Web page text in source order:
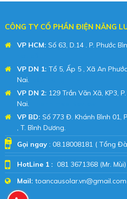
CÔNG TY CỔ PHẦN ĐIỆN NĂNG
VP HCM: Số 63, D.14 . P. Phước
VP DN 1: Tổ 5, Ấp 5 , Xã An
Nai.
VP DN 2: 129 Trần Văn Xã, KP3,
Nai.
VP BD: Số 773 Đ. Khánh Bình 01,
, T. Bình Dương.
Gọi ngay : 08.18008181 ( Tổng
HotLine 1 : 081 3671368 (Mr. Mùi)
Mail: toancausolar.vn@gmail.com